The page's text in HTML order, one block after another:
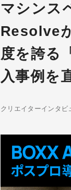
マシンス
Resolve
度を誇る
入事例を
クリエイターインタビ